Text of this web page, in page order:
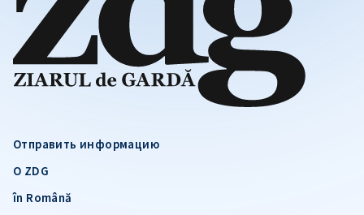
Отправить информацию
О ZDG
în Română